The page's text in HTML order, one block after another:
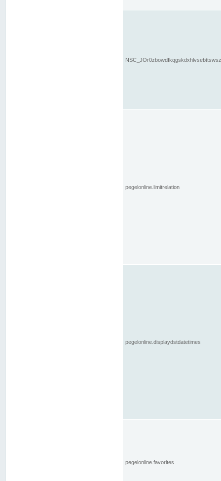
pegelonline.limitrelation
pegelonline.displaydstdatetimes
pegelonline.favorites